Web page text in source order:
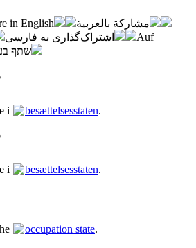
in English
مشاركة بالعربية
اشتراک‌گذاری به فارسی
Auf
שתף
i besættelsesstaten.
i besættelsesstaten.
occupation state.